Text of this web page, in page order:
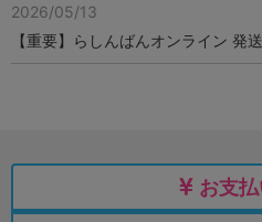
2026/05/13
【重要】らしんばんオンライン 発
お支